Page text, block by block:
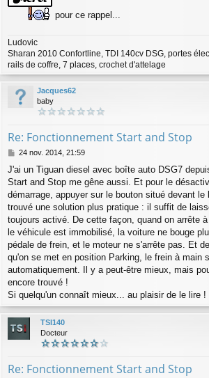
s
pour ce rappel...
Ludovic
Sharan 2010 Confortline, TDI 140cv DSG, portes
rails de coffre, 7 places, crochet d'attelage
Jacques62
baby
Re: Fonctionnement Start and Stop
M
s
s
a
g
24 nov. 2014, 21:59
J'ai un Tiguan diesel avec boîte auto DSG7
Start and Stop me gêne aussi. Et pour le
démarrage, appuyer sur le bouton situé devant
trouvé une solution plus pratique : il suffit de
toujours activé. De cette façon, quand on arrête
le véhicule est immobilisé, la voiture ne bouge
pédale de frein, et le moteur ne s'arrête pas. Et
qu'on se met en position Parking, le frein à main
automatiquement. Il y a peut-être mieux, mais
encore trouvé !
Si quelqu'un connaît mieux... au plaisir de le lire !
TSI140
Docteur
Re: Fonctionnement Start and Stop